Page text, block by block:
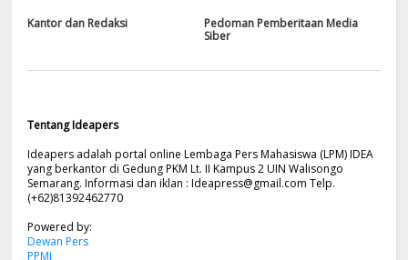
Kantor dan Redaksi
Pedoman Pemberitaan Media
Siber
Tentang Ideapers
Ideapers adalah portal online Lembaga Pers Mahasiswa (LPM) IDEA
yang berkantor di Gedung PKM Lt. II Kampus 2 UIN Walisongo
Semarang. Informasi dan iklan :Ideapress@gmail.com Telp.
(+62)81392462770
Powered by:
Dewan Pers
PPMI